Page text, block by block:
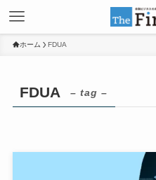
ホーム FDUA
FDUA – tag –